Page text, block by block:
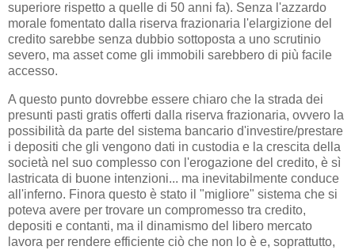
superiore rispetto a quelle di 50 anni fa). Senza l'azzardo
morale fomentato dalla riserva frazionaria l'elargizione del
credito sarebbe senza dubbio sottoposta a uno scrutinio
severo, ma asset come gli immobili sarebbero di più facile
accesso.
A questo punto dovrebbe essere chiaro che la strada dei
presunti pasti gratis offerti dalla riserva frazionaria, ovvero la
possibilità da parte del sistema bancario d'investire/prestare
i depositi che gli vengono dati in custodia e la crescita della
società nel suo complesso con l'erogazione del credito, è sì
lastricata di buone intenzioni... ma inevitabilmente conduce
all'inferno. Finora questo è stato il "migliore" sistema che si
poteva avere per trovare un compromesso tra credito,
depositi e contanti, ma il dinamismo del libero mercato
lavora per rendere efficiente ciò che non lo è e, soprattutto,